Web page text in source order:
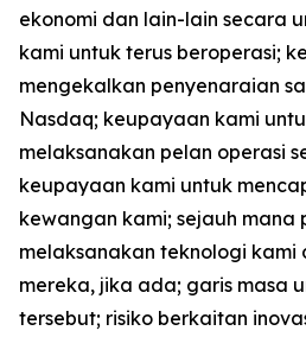
ekonomi dan lain-lain secara
kami untuk terus beroperasi;
mengekalkan penyenaraian
Nasdaq; keupayaan kami
melaksanakan pelan operasi
keupayaan kami untuk
kewangan kami; sejauh mana
melaksanakan teknologi kami
mereka, jika ada; garis masa
tersebut; risiko berkaitan